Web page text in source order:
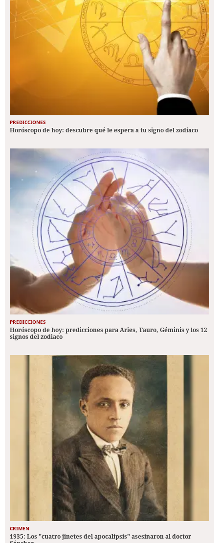
PREDICCIONES
Horóscopo de hoy: descubre qué le espera a tu signo del zodiaco
PREDICCIONES
Horóscopo de hoy: predicciones para Aries, Tauro, Géminis y los 12
signos del zodiaco
CRIMEN
1935: Los "cuatro jinetes del apocalipsis" asesinaron al doctor